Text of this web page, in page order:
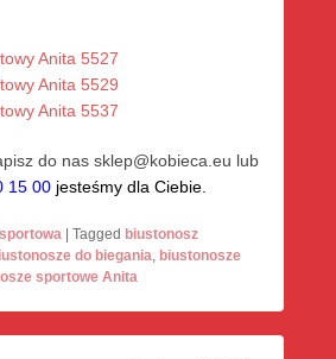
Anita 5527
Anita 5529
Anita 5537
do nas sklep@kobieca.eu lub
15 00 jesteśmy dla Ciebie.
Tagged biustonosz
do biegania, biustonosze
sportowe Anita